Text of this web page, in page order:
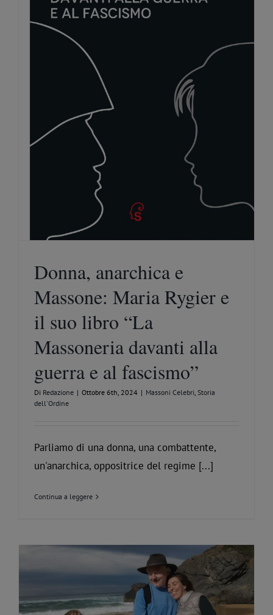
Donna, anarchica e
Massone: Maria Rygier e
il suo libro “La
Massoneria davanti alla
guerra e al fascismo”
Di Redazione | Ottobre 6th, 2024 | Massoni Celebri, Storia
dell'Ordine
Parliamo di una donna, una combattente,
un'anarchica, oppositrice del regime [...]
Continua a leggere